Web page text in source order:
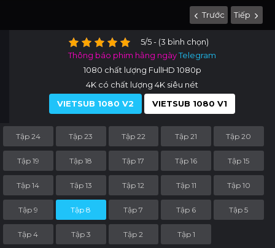
Trước Tiếp
5/5 - (3 bình chọn)
Thông báo phim hằng ngàyTelegram
1080 chất lượng FullHD 1080p
4K có chất lượng 4K siêu nét
VIETSUB 1080 V2
VIETSUB 1080 V1
Tập 24 Tập 23 Tập 22 Tập 21 Tập 20
Tập 19 Tập 18 Tập 17 Tập 16 Tập 15
Tập 14 Tập 13 Tập 12 Tập 11 Tập 10
Tập 9 Tập 8 Tập 7 Tập 6 Tập 5
Tập 4 Tập 3 Tập 2 Tập 1